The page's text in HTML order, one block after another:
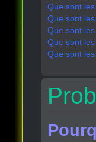
Que sont
Que sont
Que sont
Que sont
Que sont